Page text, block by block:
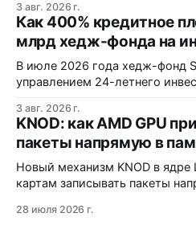
1M токенов. При типичной
обходится в $0,0096 за запуск
Opus 4.8, но уступает в
3 авг. 2026 г.
Как 400% кредитное
млрд хедж-фонда на
В июле 2026 года хедж-фонд
управлением 24-летнего
потеряв $30 млрд за месяц.
на фоне падения акций чипов
купленных с плечом 400%.
3 авг. 2026 г.
KNOD: как AMD GPU
пакеты напрямую в
Новый механизм KNOD в ядре
картам записывать пакеты
центральный процессор.
28 июля 2026 г.